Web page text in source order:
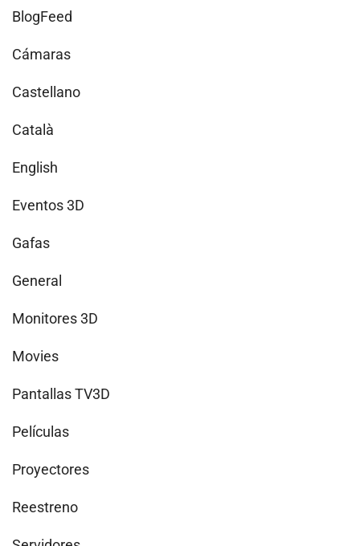
BlogFeed
Cámaras
Castellano
Català
English
Eventos 3D
Gafas
General
Monitores 3D
Movies
Pantallas TV3D
Películas
Proyectores
Reestreno